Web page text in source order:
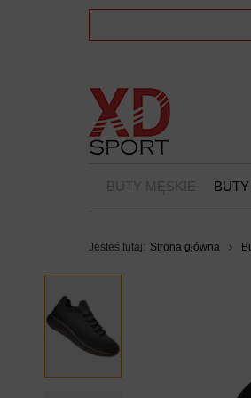
BUTY MĘSKIE
Jesteś tutaj: Strona główna